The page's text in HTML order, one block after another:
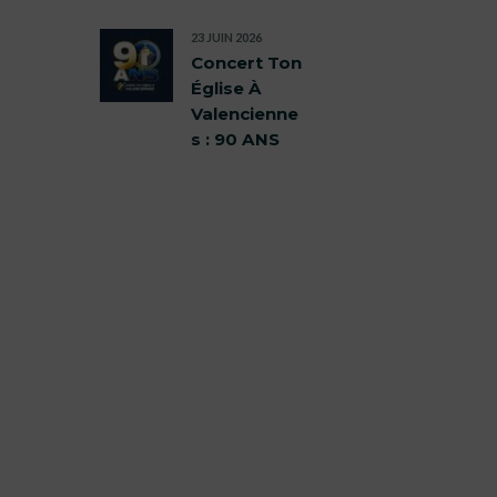
Concert Ton
Église À
Valencienne
s : 90 ANS
23 JUIN 2026